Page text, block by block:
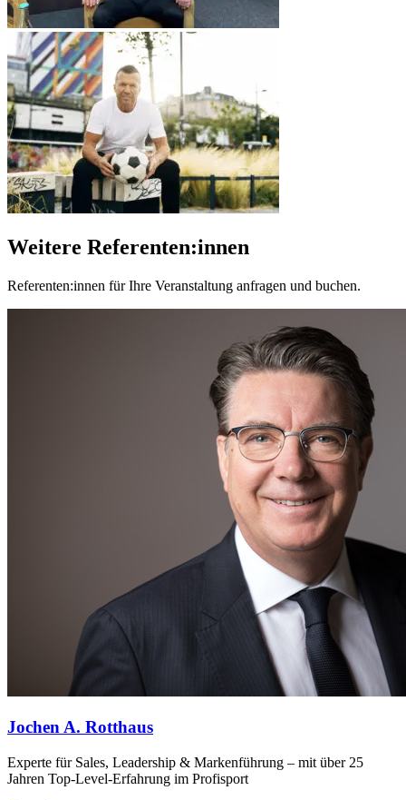
Weitere Referenten:innen
Referenten:innen für Ihre Veranstaltung anfragen und buchen.
Jochen A. Rotthaus
Experte für Sales, Leadership & Markenführung – mit über 25
Jahren Top-Level-Erfahrung im Profisport